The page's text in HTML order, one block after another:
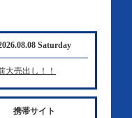
Saturday
大売出し！！
携帯サイト